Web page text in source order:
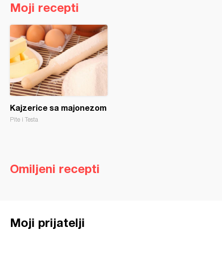
Moji recepti
Kajzerice sa majonezom
Pite i Testa
Omiljeni recepti
Moji prijatelji